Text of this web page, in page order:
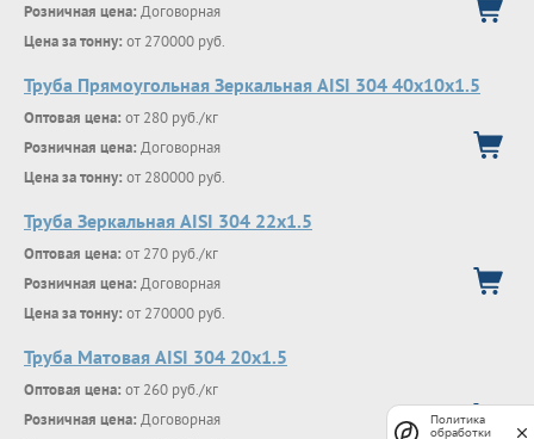
Розничная цена: Договорная
Цена за тонну: от 270000 руб.
Труба Прямоугольная Зеркальная AISI 304 40х10х1.5
Оптовая цена: от 280 руб./кг
Розничная цена: Договорная
Цена за тонну: от 280000 руб.
Труба Зеркальная AISI 304 22х1.5
Оптовая цена: от 270 руб./кг
Розничная цена: Договорная
Цена за тонну: от 270000 руб.
Труба Матовая AISI 304 20х1.5
Оптовая цена: от 260 руб./кг
Розничная цена: Договорная
Политика
обработки